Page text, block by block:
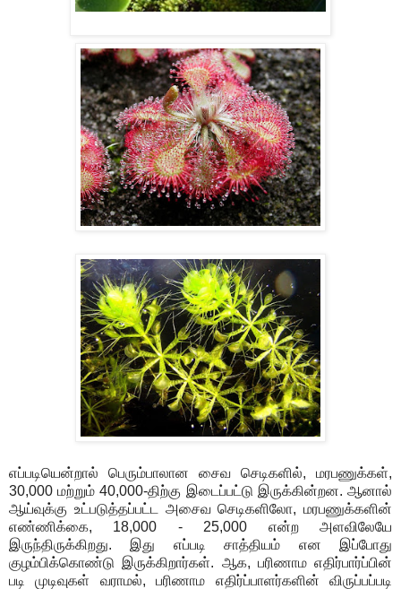
எப்படியென்றால் பெரும்பாலான சைவ செடிகளில், மரபணுக்கள்,
30,000 மற்றும் 40,000-திற்கு இடைப்பட்டு இருக்கின்றன. ஆனால்
ஆய்வுக்கு உட்படுத்தப்பட்ட அசைவ செடிகளிலோ, மரபணுக்களின்
எண்ணிக்கை, 18,000 - 25,000 என்ற அளவிலேயே
இருந்திருக்கிறது. இது எப்படி சாத்தியம் என இப்போது
குழம்பிக்கொண்டு இருக்கிறார்கள். ஆக, பரிணாம எதிர்பார்ப்பின்
படி முடிவுகள் வராமல், பரிணாம எதிர்ப்பாளர்களின் விருப்பப்படி